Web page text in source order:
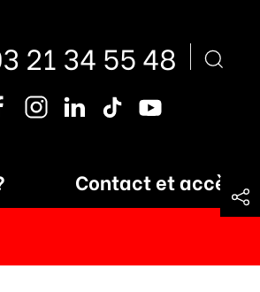
21 34 55 48
Contact et accès